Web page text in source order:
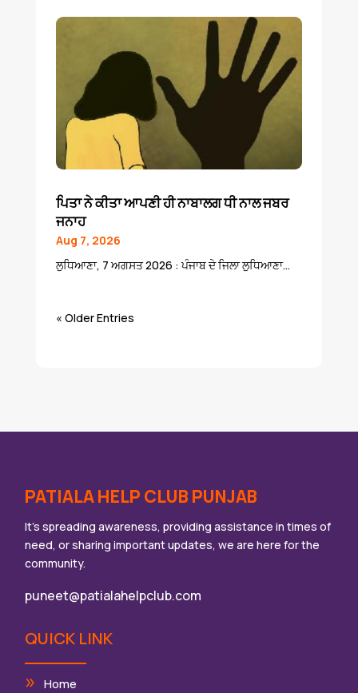
ਪਿਤਾ ਨੇ ਕੀਤਾ ਆਪਣੀ ਹੀ ਨਾਬਾਲਗ ਧੀ ਨਾਲ ਜਬਰ
ਜਨਾਹ
Aug 7, 2026
ਲੁਧਿਆਣਾ, 7 ਅਗਸਤ 2026 : ਪੰਜਾਬ ਦੇ ਜਿਲਾ ਲੁਧਿਆਣਾ...
« Older Entries
PATIALA HELP CLUB PUNJAB
It’s spreading awareness, providing assistance in times of
need, or sharing important updates, we are here for the
community.
puneet@patialahelpclub.com
QUICK LINK
Home